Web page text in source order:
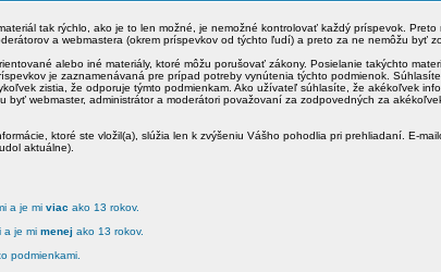
tak rýchlo, ako je to len možné, je nemožné kontrolovať každý príspevok. Preto
a webmastera (okrem príspevkov od týchto ľudí) a preto za ne nemôžu byť
alebo iné materiály, ktoré môžu porušovať zákony. Posielanie takýchto
je zaznamenávaná pre prípad potreby vynútenia týchto podmienok.
zistia, že odporuje týmto podmienkam. Ako užívateľ súhlasíte, že akékoľvek
webmaster, administrátor a moderátori považovaní za zodpovedných za
ktoré ste vložil(a), slúžia len k zvýšeniu Vášho pohodlia pri prehliadaní. E-
aktuálne).
a je mi viac ako 13 rokov.
a je mi menej ako 13 rokov.
podmienkami.